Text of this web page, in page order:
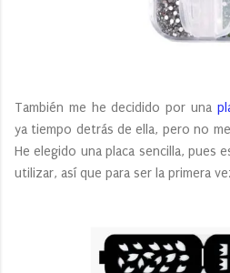
También me he decidido por una
ya tiempo detrás de ella, pero no
He elegido una placa sencilla, pues
utilizar, así que para ser la primera